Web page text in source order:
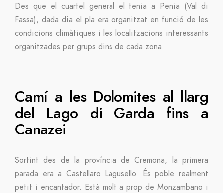
Des que el cuartel general el tenia a Penia (Val di
Fassa), dada dia el pla era organitzat en funció de les
condicions climàtiques i les localitzacions interessants
organitzades per grups dins de cada zona.
Camí a les Dolomites al llarg
del Lago di Garda fins a
Canazei
Sortint des de la província de Cremona, la primera
parada era a Castellaro Lagusello. És poble realment
petit i encantador. Està molt a prop de Monzambano i